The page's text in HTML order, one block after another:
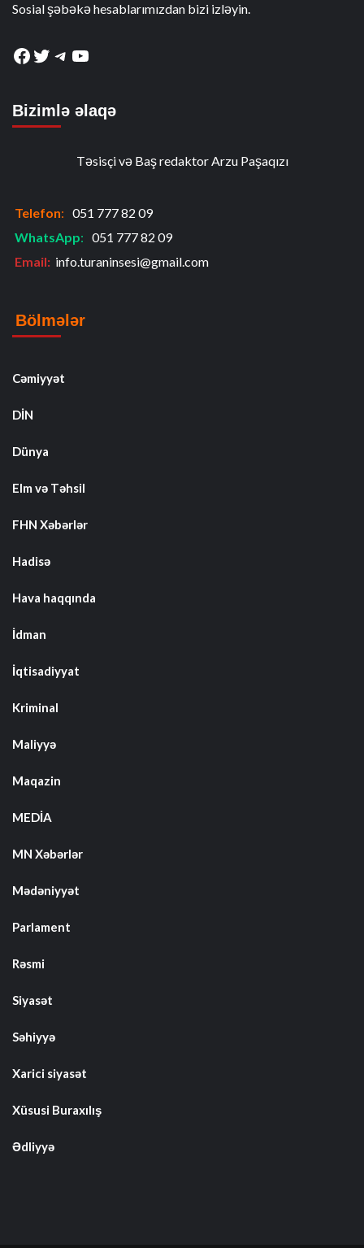
Sosial şəbəkə hesablarımızdan bizi izləyin.
Facebook
Twitter
Telegram
YouTube
Bizimlə əlaqə
Təsisçi və Baş redaktor Arzu Paşaqızı
Telefon: 051 777 82 09
WhatsApp: 051 777 82 09
Email: info.turaninsesi@gmail.com
Bölmələr
Cəmiyyət
DİN
Dünya
Elm və Təhsil
FHN Xəbərlər
Hadisə
Hava haqqında
İdman
İqtisadiyyat
Kriminal
Maliyyə
Maqazin
MEDİA
MN Xəbərlər
Mədəniyyət
Parlament
Rəsmi
Siyasət
Səhiyyə
Xarici siyasət
Xüsusi Buraxılış
Ədliyyə